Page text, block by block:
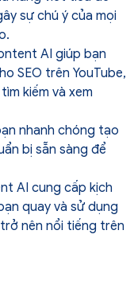
sự chú ý của mọi
AI giúp bạn
SEO trên YouTube,
kiếm và xem
nhanh chóng tạo
bị sẵn sàng để
AI cung cấp kịch
quay và sử dụng
nên nổi tiếng trên